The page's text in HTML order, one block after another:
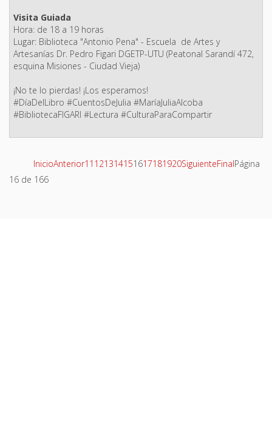
Visita Guiada
Hora: de 18 a 19 horas
Lugar: Biblioteca "Antonio Pena" - Escuela de Artes y
Artesanías Dr. Pedro Figari DGETP-UTU (Peatonal Sarandí 472,
esquina Misiones - Ciudad Vieja)
¡No te lo pierdas! ¡Los esperamos!
#DíaDelLibro #CuentosDeJulia #MaríaJuliaAlcoba
#BibliotecaFIGARI #Lectura #CulturaParaCompartir
InicioAnterior11 121314151617181920SiguienteFinalPágina
16 de 166